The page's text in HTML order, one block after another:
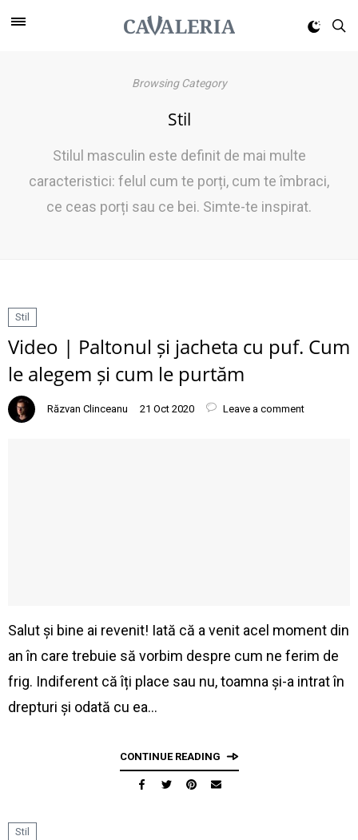
Browsing Category
Stil
Stilul masculin este definit de mai multe
caracteristici: felul cum te porți, cum te îmbraci,
ce ceas porți sau ce bei. Simte-te inspirat.
Stil
Video | Paltonul și jacheta cu puf. Cum
le alegem și cum le purtăm
Răzvan Clinceanu 21 Oct 2020 Leave a comment
Salut și bine ai revenit! Iată că a venit acel moment din
an în care trebuie să vorbim despre cum ne ferim de
frig. Indiferent că îți place sau nu, toamna și-a intrat în
drepturi și odată cu ea…
CONTINUE READING
Stil